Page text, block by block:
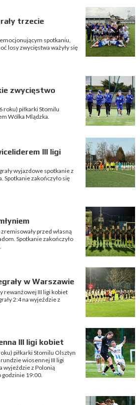
trzecie
spotkaniu,
losy zwycięstwa ważyły się
zwycięstwo
roku) piłkarki Stomilu
Wólka Mlądzka.
III ligi
wyjazdowe spotkanie z
zakończyło się
przed własną
Spotkanie zakończyło
w Warszawie
rewanżowej III ligi kobiet
2:4 na wyjeździe z
III ligi kobiet
piłkarki Stomilu Olsztyn
wiosennej III ligi
wyjeździe z Polonią
godzinie 19:00.